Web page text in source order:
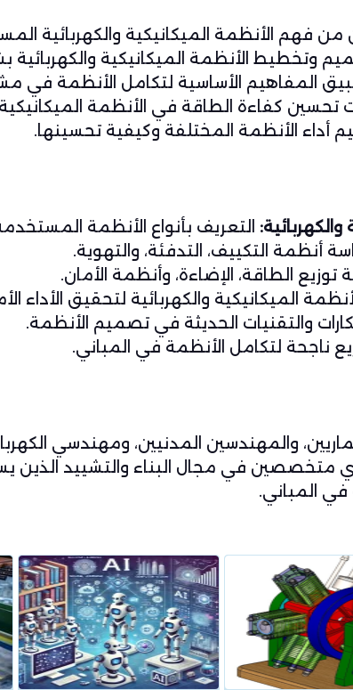
من فهم الأنظمة الميكانيكية والكهربائية
وتخطيط الأنظمة الميكانيكية
المفاهيم الأساسية لتكامل الأنظمة في
تحسين كفاءة الطاقة في الأنظمة الميكانيكية
أداء الأنظمة المختلفة وكيفية تحسينها.
التعريف بأنواع الأنظمة
أنظمة التكييف، التدفئة، والتهوية.
توزيع الطاقة، الإضاءة، وأنظمة الأمان.
الميكانيكية والكهربائية لتحقيق الأداء
والتقنيات الحديثة في تصميم الأنظمة.
ناجحة لتكامل الأنظمة في المباني.
والمهندسين المدنيين، ومهندسي
متخصصين في مجال البناء والتشييد الذين
في المباني.